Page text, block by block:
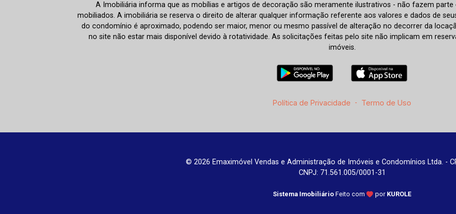
A Imobiliária informa que as mobílias e artigos de decoração são meramente ilustrativos - não fazem
mobiliados. A imobiliária se reserva o direito de alterar qualquer informação referente aos valores e dados de
do condomínio é aproximado, podendo ser maior, menor ou mesmo passível de alteração no decorrer da
no site não estar mais disponível devido à rotatividade. As solicitações feitas pelo site não implicam em
imóveis.
Política de Privacidade - Termo de Uso
© 2026 Emaximóvel Vendas e Administração de Imóveis e Condomínios Ltda. -
CNPJ: 71.561.005/0001-31
Sistema Imobiliário Feito com por KUROLE